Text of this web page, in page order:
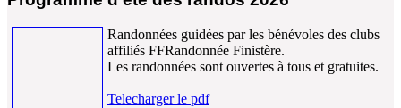
Randonnées guidées par les bénévoles des clubs
affiliés FFRandonnée Finistère.
Les randonnées sont ouvertes à tous et gratuites.
Telecharger le pdf